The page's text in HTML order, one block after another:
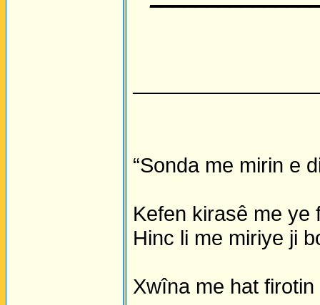
“Sonda me mirin e
Kefen kirasê me ye
Hinc li me miriye ji
Xwîna me hat